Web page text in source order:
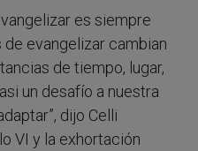
es siempre
evangelizar cambian
de tiempo, lugar,
un desafío a nuestra
dijo Celli
VI y la exhortación